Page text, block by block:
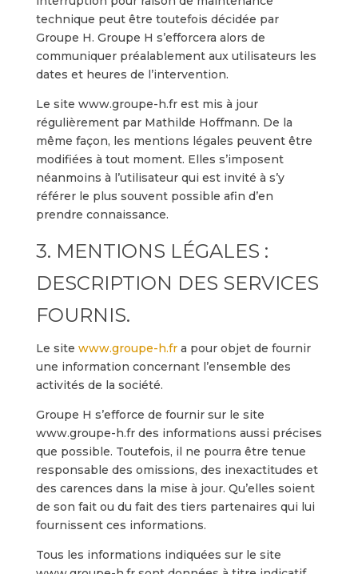
technique peut être toutefois décidée par
Groupe H. Groupe H s’efforcera alors de
communiquer préalablement aux utilisateurs les
dates et heures de l’intervention.
Le site www.groupe-h.fr est mis à jour
régulièrement par Mathilde Hoffmann. De la
même façon, les mentions légales peuvent être
modifiées à tout moment. Elles s’imposent
néanmoins à l’utilisateur qui est invité à s’y
référer le plus souvent possible afin d’en
prendre connaissance.
3. MENTIONS LÉGALES :
DESCRIPTION DES SERVICES
FOURNIS.
Le site www.groupe-h.fra pour objet de fournir
une information concernant l’ensemble des
activités de la société.
Groupe H s’efforce de fournir sur le site
www.groupe-h.fr des informations aussi précises
que possible. Toutefois, il ne pourra être tenue
responsable des omissions, des inexactitudes et
des carences dans la mise à jour. Qu’elles soient
de son fait ou du fait des tiers partenaires qui lui
fournissent ces informations.
Tous les informations indiquées sur le site